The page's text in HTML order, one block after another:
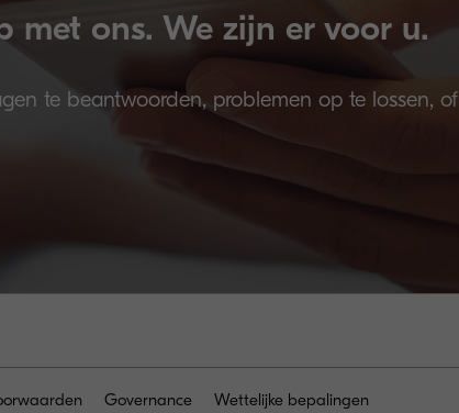
met ons. We zijn er voor u.
te beantwoorden, problemen op te lossen, of
Governance Wettelijke bepalingen